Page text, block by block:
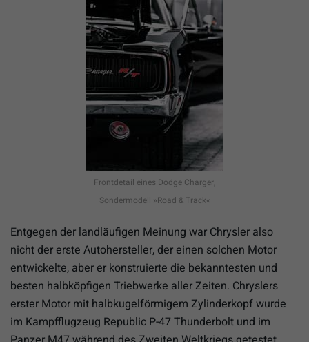
Frontdetail eines Dodge Charger,
Sondermodell »Road & Track«
Entgegen der landläufigen Meinung war Chrysler also
nicht der erste Autohersteller, der einen solchen Motor
entwickelte, aber er konstruierte die bekanntesten und
besten halbköpfigen Triebwerke aller Zeiten. Chryslers
erster Motor mit halbkugelförmigem Zylinderkopf wurde
im Kampfflugzeug Republic P-47 Thunderbolt und im